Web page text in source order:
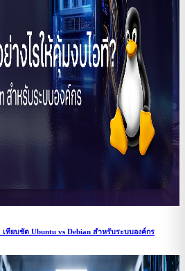
เทียบชัด Ubuntu vs Debian สำหรับระบบองค์กร